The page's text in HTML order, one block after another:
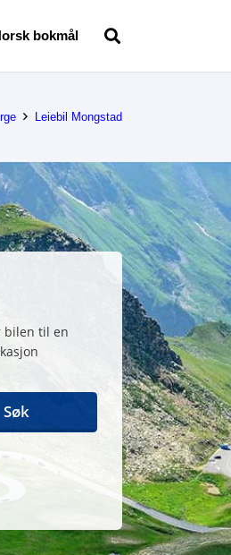
bokmål
Leiebil Mongstad
bilen til en
Søk